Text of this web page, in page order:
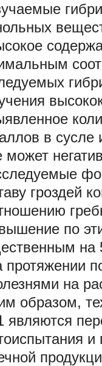
в сусле
может
гроздей
по
на
протяжении
на
образом,
являются
и